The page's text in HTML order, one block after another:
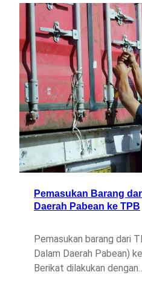
Pemasukan Barang
Daerah Pabean ke TPB
Pemasukan barang dari
Dalam Daerah Pabean)
Berikat dilakukan